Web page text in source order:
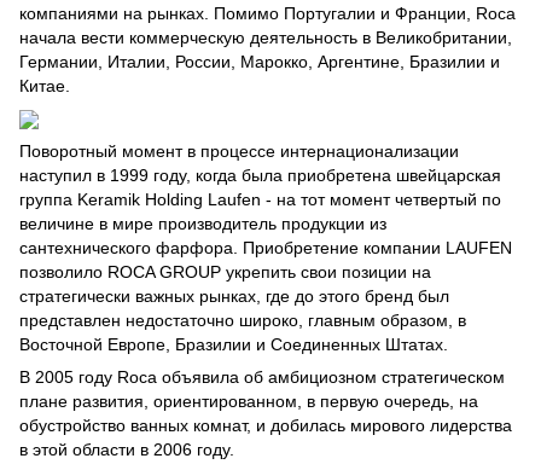
компаниями на рынках. Помимо Португалии и Франции, Roca
начала вести коммерческую деятельность в Великобритании,
Германии, Италии, России, Марокко, Аргентине, Бразилии и
Китае.
Поворотный момент в процессе интернационализации
наступил в 1999 году, когда была приобретена швейцарская
группа Keramik Holding Laufen - на тот момент четвертый по
величине в мире производитель продукции из
сантехнического фарфора. Приобретение компании LAUFEN
позволило ROCA GROUP укрепить свои позиции на
стратегически важных рынках, где до этого бренд был
представлен недостаточно широко, главным образом, в
Восточной Европе, Бразилии и Соединенных Штатах.
В 2005 году Roca объявила об амбициозном стратегическом
плане развития, ориентированном, в первую очередь, на
обустройство ванных комнат, и добилась мирового лидерства
в этой области в 2006 году.